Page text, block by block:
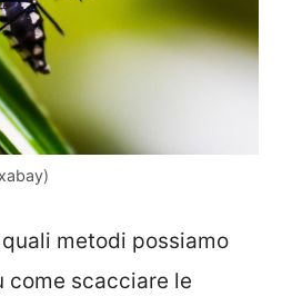
metodi possiamo
come scacciare le